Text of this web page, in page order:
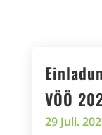
VÖÖ
29 Juli.